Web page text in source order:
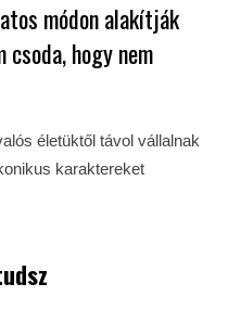
módon alakítják
hogy nem
életüktől távol vállalnak
karaktereket